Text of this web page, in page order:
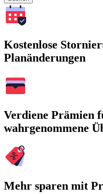
Kostenlose
Planänderungen
Verdiene Prämien
wahrgenommene
Mehr sparen mit